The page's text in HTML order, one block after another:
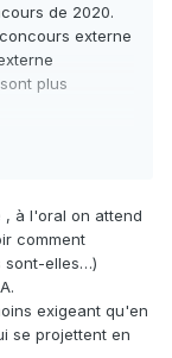
de 2020.
externe
plus
à l'oral on attend
comment
sont-elles…)
exigeant qu'en
se projettent en